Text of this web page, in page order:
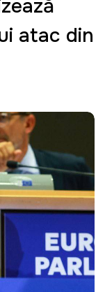
atac din